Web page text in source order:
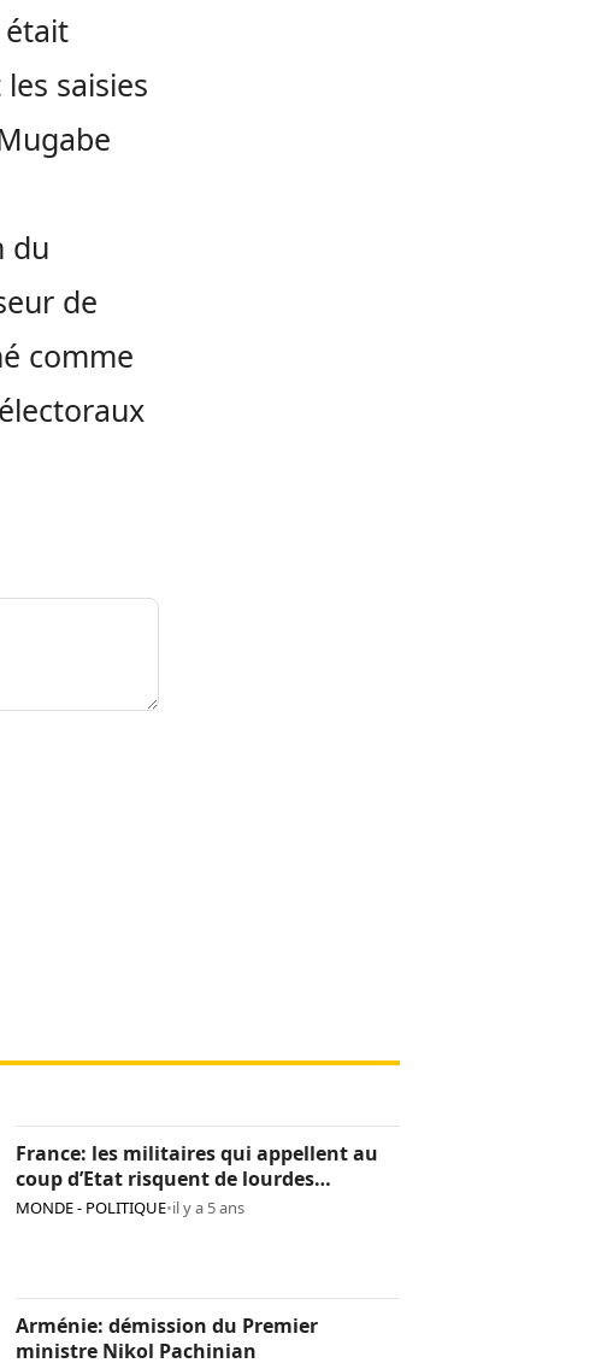
était
saisies
du
de
comme
France: les militaires qui appellent au
coup d’Etat risquent de lourdes
sanctions
MONDE - POLITIQUE•il y a 5 ans
Arménie: démission du Premier
ministre Nikol Pachinian